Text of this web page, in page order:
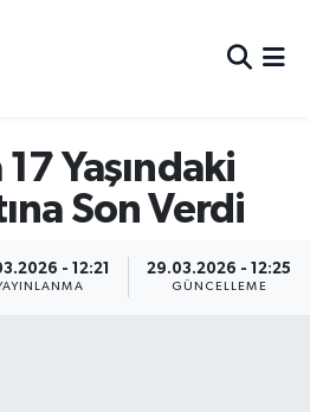
Yaşındaki
Son Verdi
- 12:21 29.03.2026 - 12:25
GÜNCELLEME
ve Fikstür